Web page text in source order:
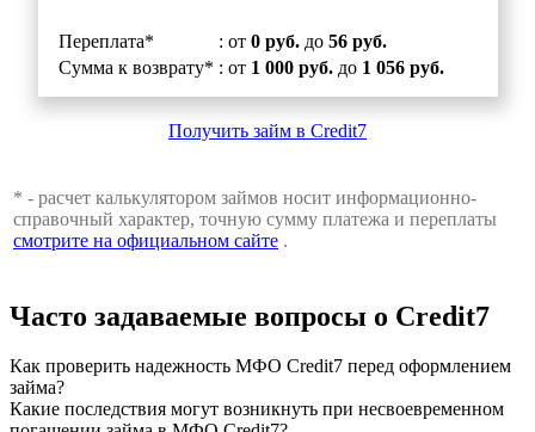
Переплата* : от 0 руб.до 56 руб.
Сумма к возврату* : от 1 000 руб.до 1 056 руб.
Получить займ в Credit7
* - расчет калькулятором займов носит информационно-
справочный характер, точную сумму платежа и переплаты
смотрите на официальном сайте .
Часто задаваемые вопросы о Credit7
Как проверить надежность МФО Credit7 перед оформлением
займа?
Какие последствия могут возникнуть при несвоевременном